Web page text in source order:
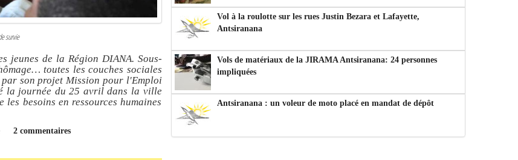
survie
jeunes de la Région DIANA. Sous-
toutes les couches sociales
par son projet Mission pour l'Emploi
la journée du 25 avril dans la ville
besoins en ressources humaines
2 commentaires
Vol à la roulotte sur les rues Justin Bezara et Lafayette,
Antsiranana
Vols de matériaux de la JIRAMA Antsiranana: 24 personnes
impliquées
Antsiranana : un voleur de moto placé en mandat de dépôt